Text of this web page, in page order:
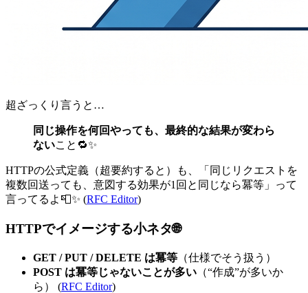
超ざっくり言うと…
同じ操作を何回やっても、最終的な結果が変わら
ないこと🔁✨
HTTPの公式定義（超要約すると）も、「同じリクエストを
複数回送っても、意図する効果が1回と同じなら冪等」って
言ってるよ📮✨ (RFC Editor)
HTTPでイメージする小ネタ🌐
GET / PUT / DELETE は冪等 （仕様でそう扱う）
POST は冪等じゃないことが多い （“作成”が多いか
ら） (RFC Editor)